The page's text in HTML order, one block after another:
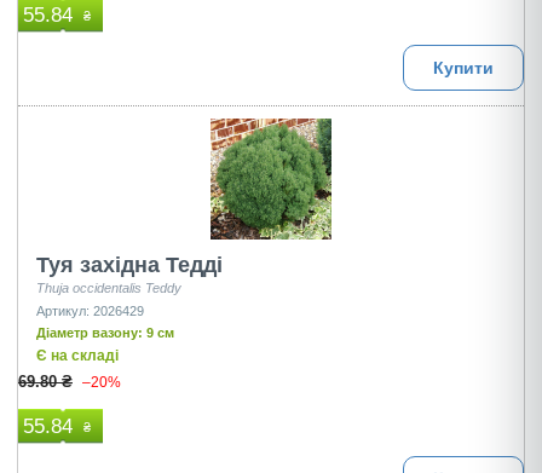
55.84 ₴
Купити
Туя західна Тедді
Thuja occidentalis Teddy
Артикул: 2026429
Діаметр вазону: 9 см
Є на складі
69.80 ₴ –20%
55.84 ₴